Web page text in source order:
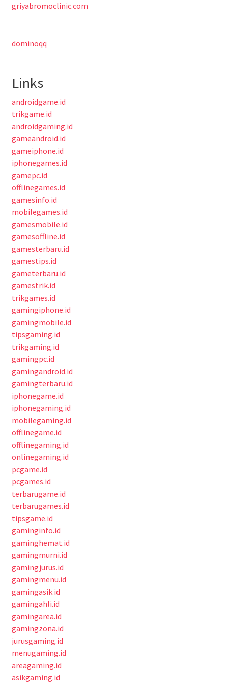
griyabromoclinic.com
dominoqq
Links
androidgame.id
trikgame.id
androidgaming.id
gameandroid.id
gameiphone.id
iphonegames.id
gamepc.id
offlinegames.id
gamesinfo.id
mobilegames.id
gamesmobile.id
gamesoffline.id
gamesterbaru.id
gamestips.id
gameterbaru.id
gamestrik.id
trikgames.id
gamingiphone.id
gamingmobile.id
tipsgaming.id
trikgaming.id
gamingpc.id
gamingandroid.id
gamingterbaru.id
iphonegame.id
iphonegaming.id
mobilegaming.id
offlinegame.id
offlinegaming.id
onlinegaming.id
pcgame.id
pcgames.id
terbarugame.id
terbarugames.id
tipsgame.id
gaminginfo.id
gaminghemat.id
gamingmurni.id
gamingjurus.id
gamingmenu.id
gamingasik.id
gamingahli.id
gamingarea.id
gamingzona.id
jurusgaming.id
menugaming.id
areagaming.id
asikgaming.id